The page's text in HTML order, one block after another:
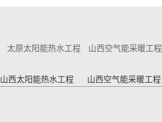
太原太阳能热水工程 山西空气能采暖工程
山西太阳能热水工程 山西空气能采暖工程